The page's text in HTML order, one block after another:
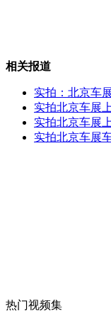
实拍北京车展
相关报道
实拍：北京车
实拍北京车展
实拍北京车展
实拍北京车展
热门视频集